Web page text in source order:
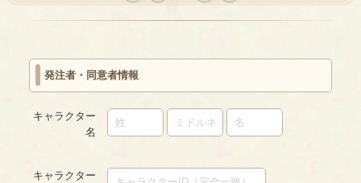
ジ
発注者・同意者情報
キャラクター
名
キャラクター